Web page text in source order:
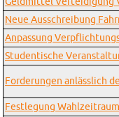
Neue Aus­schrei­bung
An­pas­sung
Stu­den­ti­sche
For­de­run­gen an­läss­lich
Fest­le­gung Wahl­zeit­raum